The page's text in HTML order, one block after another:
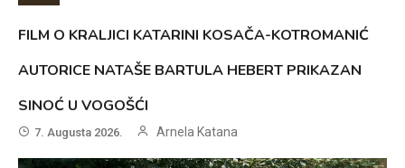
FILM O KRALJICI KATARINI KOSAČA-KOTROMANIĆ
AUTORICE NATAŠE BARTULA HEBERT PRIKAZAN
SINOĆ U VOGOŠĆI
7. Augusta 2026. Arnela Katana